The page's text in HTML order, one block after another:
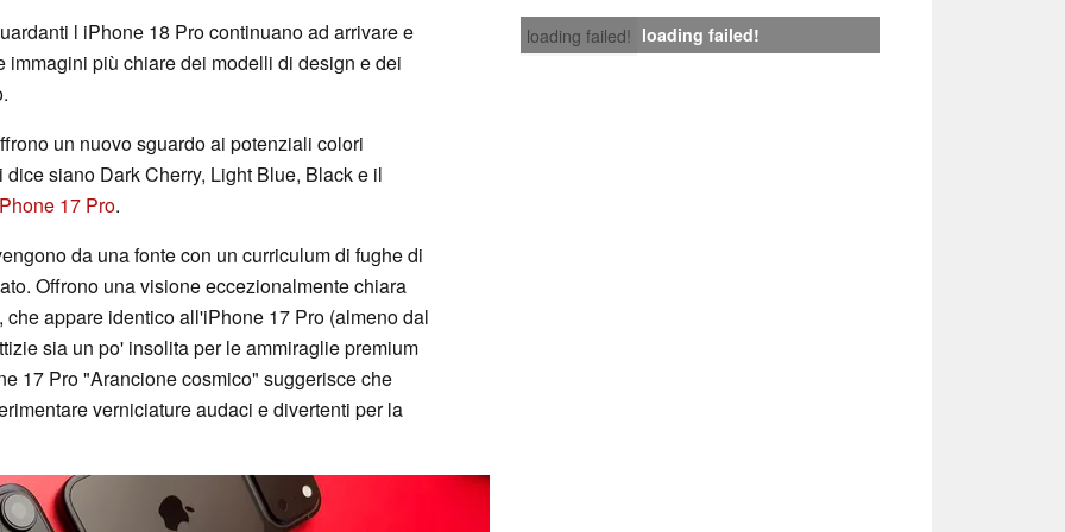
loading failed! loading failed!
l iPhone 18 Pro continuano ad arrivare e
più chiare dei modelli di design e dei
un nuovo sguardo ai potenziali colori
siano Dark Cherry, Light Blue, Black e il
17 Pro.
da una fonte con un curriculum di fughe di
Offrono una visione eccezionalmente chiara
appare identico all'iPhone 17 Pro (almeno dal
sia un po' insolita per le ammiraglie premium
17 Pro "Arancione cosmico" suggerisce che
verniciature audaci e divertenti per la